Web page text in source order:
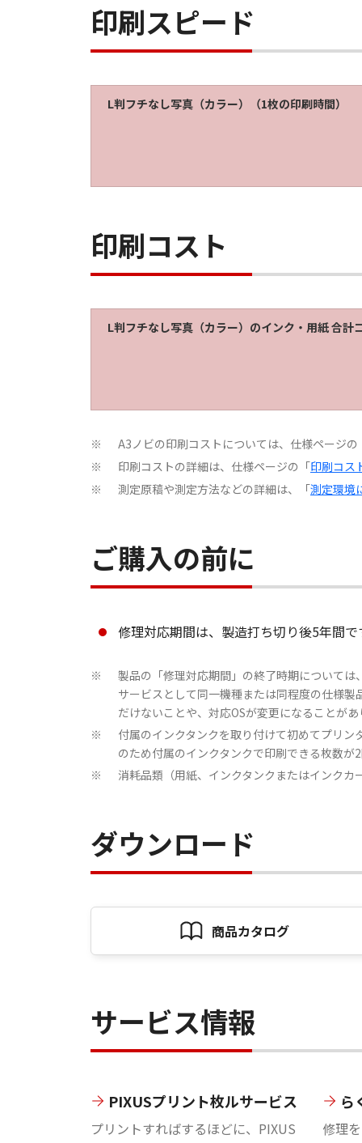
印刷スピード
L判フチなし写真（カラー）（1枚の印刷時間）
印刷コスト
L判フチなし写真（カラー）のインク・用紙 合計
※ A3ノビの印刷コストについては、仕様ページの
※ 印刷コストの詳細は、仕様ページの「印刷コス
※ 測定原稿や測定方法などの詳細は、「測定環境
ご購入の前に
修理対応期間は、製造打ち切り後5年間で
※
製品の「修理対応期間」の終了時期については
サービスとして同一機種または同程度の仕様
だけないことや、対応OSが変更になることが
※
付属のインクタンクを取り付けて初めてプリ
のため付属のインクタンクで印刷できる枚数
※ 消耗品類（用紙、インクタンクまたはインク
ダウンロード
商品カタログ
サービス情報
PIXUSプリント枚ルサービス
プリントすればするほどに、PIXUS
ら
修理